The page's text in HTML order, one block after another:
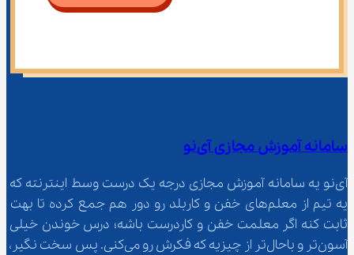
سامانه آموزش مجازی آی‌نو
آی‌نو یه سامانه آموزش مجازی درجه یک درست وسط اینترنته که
یه تیم از معلم‌‌های خفن و کاربلد رو دور هم جمع کرده تا بهت
ثابت کنه اگر معلمت خفن و کاردرست باشه؛ درس خوندن خیلی
آسون‌تر و باحال‌تر از چیزیه که فکرش رو می‌کنی. پس سخت نگیر،